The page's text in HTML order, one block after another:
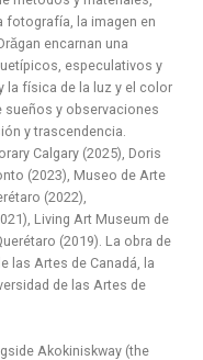
fotografía, la imagen en
encarnan una
especulativos y
la física de la luz y el color
y observaciones
y trascendencia.
Calgary (2025), Doris
(2023), Museo de Arte
(2022),
Living Art Museum de
(2019). La obra de
las Artes de Canadá, la
de las Artes de
Akokiniskway (the